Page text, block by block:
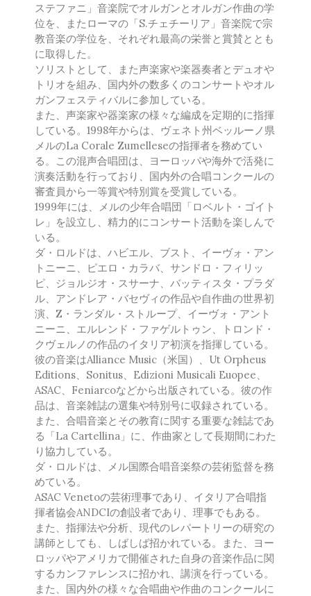
松下 耕
松波千映子
松本望
丸尾喜久子
名田綾子
森山至貴
山内雅弘
山下祐加
横山 智昭
若林千春
綿引浩太郎
海外の作曲者
Ivo Antognini
Jacques Arcadelt
Roberto Brisotto
Javier Busto
Simone Campanini
Francisco Carbonell
Kai-Young Chan
Sze Ying Chan
Christopher Cooley
Ambrož Čopi
Rihards Dubra
Gabriel Fauré
Salvo Gangi
Aurélien Hallopeau
Laura Jēkabsone
Zuzanna Koziej
Handy Kwong
Stephen Leek
ステファニ」音楽院でオルガンとオルガン作曲の学
位を、またローマの「S.チェチーリア」音楽院で宗
教音楽の学位を、それぞれ最高の栄誉と賞賛ととも
に取得した。
ソリストとして、また声楽家や楽器奏者とデュオや
トリオを組み、国内外の数多くのコンサートやオル
ガンフェスティバルに参加している。
また、声楽家や器楽家の様々な編成を定期的に指揮
している。1998年からは、ヴェネト州ベッルーノ県
メルのLa Corale Zumelleseの指揮者を務めてい
る。この混声合唱団は、ヨーロッパや海外で活発に
演奏活動を行っており、国内外の合唱コンクールの
審査員から一等賞や特別賞を受賞している。
1999年には、メルの少年合唱団「ロベルト・ゴイト
レ」を設立し、精力的にコンサート活動を楽しんで
いる。
ダ・ロルドは、ハビエル、ブスト、イーヴォ・アン
トニーニ、ピエロ・カラバ、サンドロ・フィリッ
ピ、ジョルジオ・スサーナ、バッティスタ・プラダ
ル、アンドレア・バセヴィの作品や自作曲の世界初
演、Z・ランダル・ストループ、イーヴォ・アント
ニーニ、エルレンド・ファゲルトゥン、トロンド・
クヴェルノの作品のイタリア初演を指揮している。
彼の音楽はAlliance Music（米国）、Ut Orpheus
Editions、Sonitus、Edizioni Musicali Euopee、
ASAC、Feniarcoなどから出版されている。彼の作
品は、音楽雑誌の選集や特別号に収録されている。
また、合唱音楽とその教育に関する重要な雑誌であ
る「La Cartellina」に、作曲家として長期間にわた
り協力している。
ダ・ロルドは、メル国際合唱音楽祭の芸術監督を務
めている。
ASAC Venetoの芸術理事であり、イタリア合唱指
揮者協会ANDCIの創設者であり、理事でもある。
また、指揮法や分析、現代のレパートリーの研究の
講師としても、しばしば招かれている。また、ヨー
ロッパやアメリカで開催された自身の音楽作品に関
するカンファレンスに招かれ、講演を行っている。
また、国内外の様々な合唱曲や作曲のコンクールに